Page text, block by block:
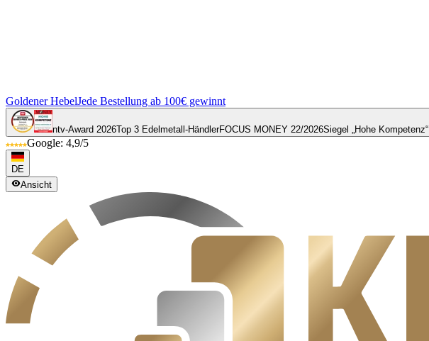
Goldener HebelJede Bestellung ab 100€ gewinnt
ntv-Award 2026Top 3 Edelmetall-HändlerFOCUS MONEY 22/2026Siegel „Hohe Kompetenz“
Google: 4,9/5
DE
Ansicht